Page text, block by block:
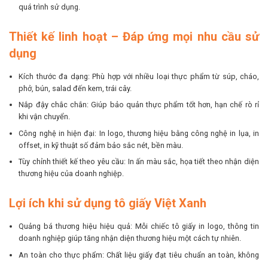
quá trình sử dụng.
Thiết kế linh hoạt – Đáp ứng mọi nhu cầu sử
dụng
Kích thước đa dạng: Phù hợp với nhiều loại thực phẩm từ súp, cháo,
phở, bún, salad đến kem, trái cây.
Nắp đậy chắc chắn: Giúp bảo quản thực phẩm tốt hơn, hạn chế rò rỉ
khi vận chuyển.
Công nghệ in hiện đại: In logo, thương hiệu bằng công nghệ in lụa, in
offset, in kỹ thuật số đảm bảo sắc nét, bền màu.
Tùy chỉnh thiết kế theo yêu cầu: In ấn màu sắc, họa tiết theo nhận diện
thương hiệu của doanh nghiệp.
Lợi ích khi sử dụng tô giấy Việt Xanh
Quảng bá thương hiệu hiệu quả: Mỗi chiếc tô giấy in logo, thông tin
doanh nghiệp giúp tăng nhận diện thương hiệu một cách tự nhiên.
An toàn cho thực phẩm: Chất liệu giấy đạt tiêu chuẩn an toàn, không